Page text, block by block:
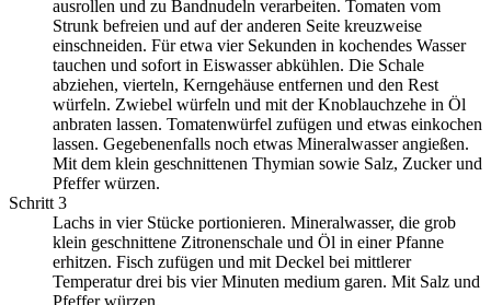
ausrollen und zu Bandnudeln verarbeiten. Tomaten vom
Strunk befreien und auf der anderen Seite kreuzweise
einschneiden. Für etwa vier Sekunden in kochendes Wasser
tauchen und sofort in Eiswasser abkühlen. Die Schale
abziehen, vierteln, Kerngehäuse entfernen und den Rest
würfeln. Zwiebel würfeln und mit der Knoblauchzehe in Öl
anbraten lassen. Tomatenwürfel zufügen und etwas einkochen
lassen. Gegebenenfalls noch etwas Mineralwasser angießen.
Mit dem klein geschnittenen Thymian sowie Salz, Zucker und
Pfeffer würzen.
Schritt 3
Lachs in vier Stücke portionieren. Mineralwasser, die grob
klein geschnittene Zitronenschale und Öl in einer Pfanne
erhitzen. Fisch zufügen und mit Deckel bei mittlerer
Temperatur drei bis vier Minuten medium garen. Mit Salz und